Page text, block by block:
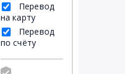
Перевод
на карту
Перевод
по счёту